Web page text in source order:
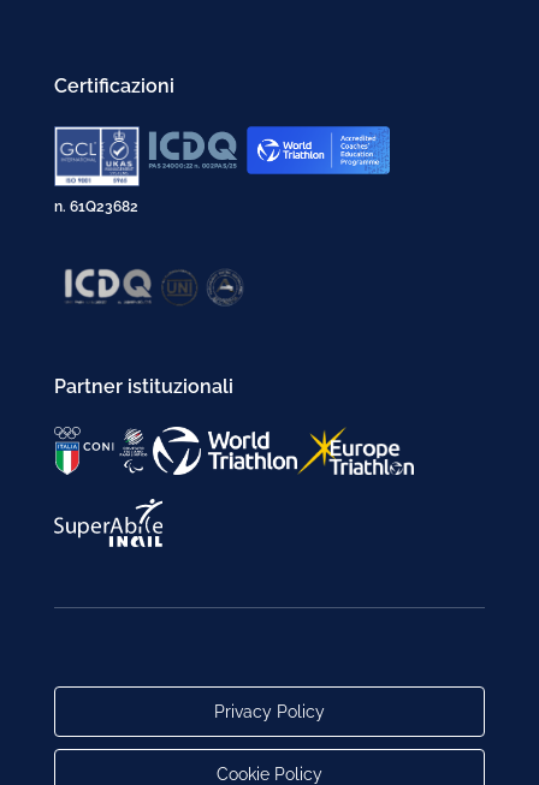
Certificazioni
n. 61Q23682
Partner istituzionali
Privacy Policy
Cookie Policy